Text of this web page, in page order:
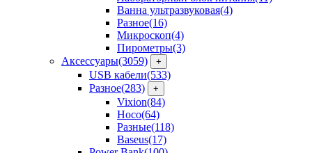
Ванна ультразвуковая(4)
Разное(16)
Микроскоп(4)
Пирометры(3)
Аксессуары(3059) +
USB кабели(533)
Разное(283) +
Vixion(84)
Hoco(64)
Разные(118)
Baseus(17)